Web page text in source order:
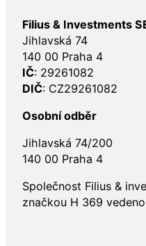
Filius & Investments
Jihlavská 74
140 00 Praha 4
IČ: 29261082
DIČ: CZ29261082
Osobní odběr
Jihlavská 74/200
140 00 Praha 4
Společnost Filius &
značkou H 369